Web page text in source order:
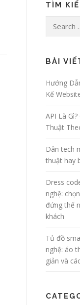
TÌM
Search for:
BÀI
Hướng
Kế
API Là
Thuật
Dân tech
thuật hay
Dress
nghệ:
đứng thế
khách
Tủ đồ
nghệ: áo
giản và